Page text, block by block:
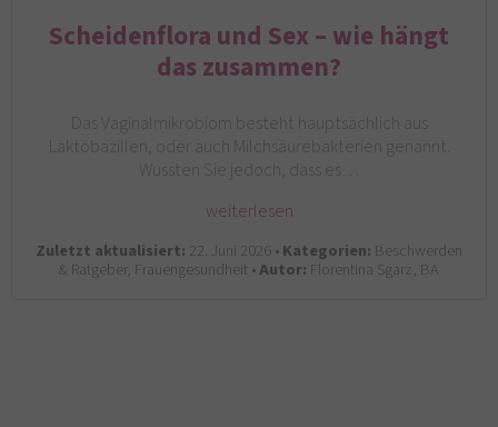
Scheidenflora und Sex – wie hängt
das zusammen?
Das Vaginalmikrobiom besteht hauptsächlich aus
Laktobazillen, oder auch Milchsäurebakterien genannt.
Wussten Sie jedoch, dass es…
weiterlesen
Zuletzt aktualisiert: 22. Juni 2026 •Kategorien: Beschwerden
& Ratgeber, Frauengesundheit •Autor: Florentina Sgarz, BA